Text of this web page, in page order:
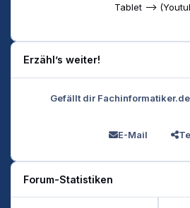
Tablet -->
Erzähl’s weiter!
Gefällt dir
E-Mail
Forum-Statistiken